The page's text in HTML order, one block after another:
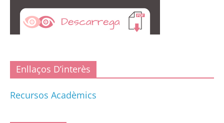
Enllaços D’interès
Recursos Acadèmics